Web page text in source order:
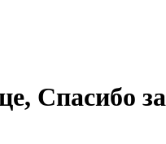
Спасибо